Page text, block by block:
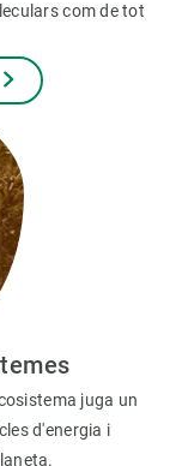
com de tot
juga un
d'energia i